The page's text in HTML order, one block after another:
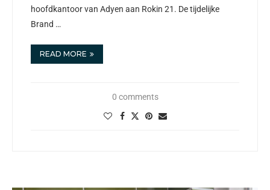
hoofdkantoor van Adyen aan Rokin 21. De tijdelijke
Brand …
READ MORE
0 comments